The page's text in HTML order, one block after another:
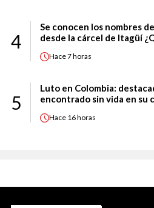
4
Se conocen los nombres
desde la cárcel de Itagüí
Hace7 horas
5
Luto en Colombia:
encontrado sin vida en su
Hace 16 horas